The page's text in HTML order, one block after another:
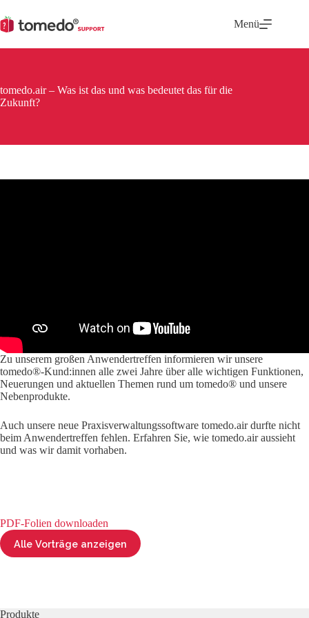
Inhalt
springen
Menü
tomedo.air – Was ist das und was bedeutet das für die
Zukunft?
Zu unserem großen Anwendertreffen informieren wir unsere
tomedo®-Kund:innen alle zwei Jahre über alle wichtigen Funktionen,
Neuerungen und aktuellen Themen rund um tomedo® und unsere
Nebenprodukte.
Auch unsere neue Praxisverwaltungssoftware tomedo.air durfte nicht
beim Anwendertreffen fehlen. Erfahren Sie, wie tomedo.air aussieht
und was wir damit vorhaben.
PDF-Folien downloaden
Alle Vorträge anzeigen
Produkte